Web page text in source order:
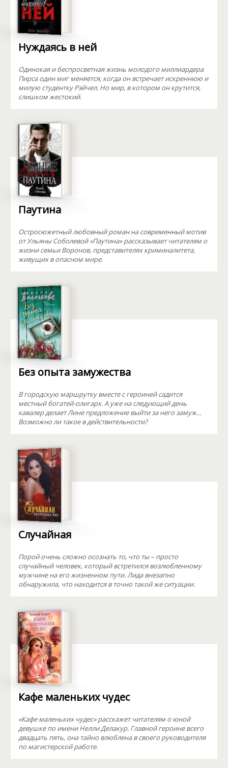
Нуждаясь в ней
Одинокая и беспросветная жизнь молодого миллиардера
Пирса один миг меняется, когда он встречает искреннюю и
милую студентку Рэйчел. Но мир, в котором он крутится,
слишком жестокий.
Паутина
Остросюжетный любовный роман на современный мотив
от Ульяны Соболевой «Паутина» рассказывает читателям о
жизни семьи Воронов, представителях криминалитета,
живущих в опасном мире.
Без опыта замужества
В городскую маршрутку вместе с героиней садится
местный богатей-олигарх. А уже на следующий день
кавалер делает Лине предложение выйти за него замуж…
Возможно ли такое в действительности?
Случайная
Порой очень сложно осознать то, что ты – просто
случайный человек, который встретился возлюбленному
мужчине на его жизненном пути. Лида внезапно
обнаружила, что находится в точно такой же ситуации.
Кафе маленьких чудес
«Кафе маленьких чудес» расскажет читателям о юной
девушке по имени Нелли Делакур. Главной героине всего
двадцать пять, она тайно влюблена в своего руководителя
по магистерской работе.